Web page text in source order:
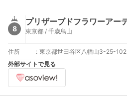
8
プリザーブドフラワーアー
東京都 / 千歳烏山
住所 : 東京都世田谷区八幡山3-25-
外部サイトで見る